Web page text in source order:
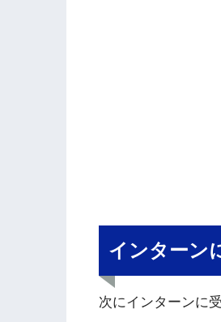
インターン
次にインターンに